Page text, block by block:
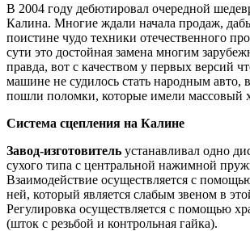
В 2004 году дебютировал очередной
Калина. Многие ждали начала продаж,
поистине чудо техники отечественного
сути это достойная замена многим
правда, вот с качеством у первых версий
машине не судилось стать народным авто,
пошли поломки, которые имели массовый
Система сцепления на Калине
Завод-изготовитель устанавливал одно
сухого типа с центральной нажимной
Взаимодействие осуществляется с
ней, который является слабым звеном в
Регулировка осуществляется с помощью
(шток с резьбой и контрольная гайка).